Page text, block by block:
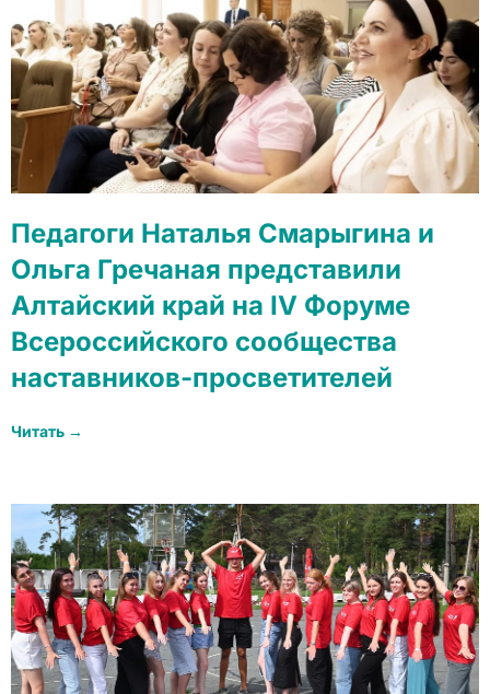
Педагоги Наталья Смарыгина и
Ольга Гречаная представили
Алтайский край на IV Форуме
Всероссийского сообщества
наставников-просветителей
Читать →